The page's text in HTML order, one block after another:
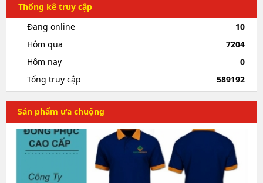
Thống kê truy cập
Đang online
10
Hôm qua
7204
Hôm nay
0
Tổng truy cập
589192
Sản phẩm ưa chuộng